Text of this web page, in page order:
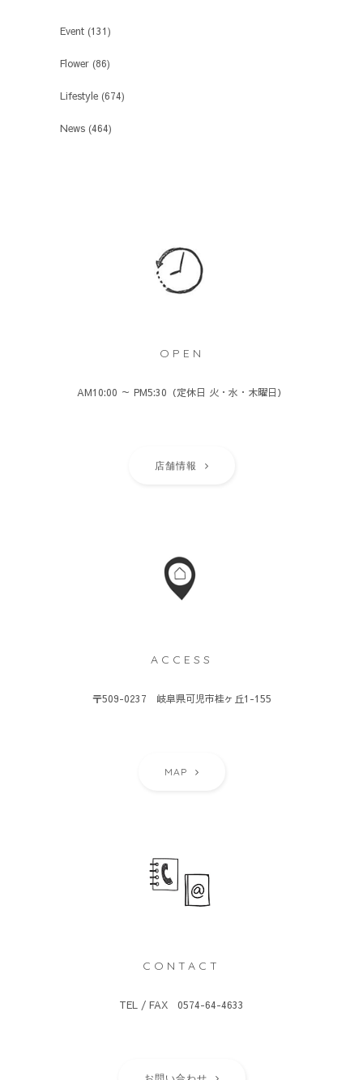
Event (131)
Flower (86)
Lifestyle (674)
News (464)
OPEN
AM10:00 ～ PM5:30（定休日 火・水・木曜日）
店舗情報
ACCESS
〒509-0237 岐阜県可児市桂ヶ丘1-155
MAP
CONTACT
TEL / FAX 0574-64-4633